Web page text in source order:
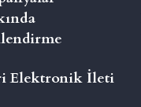
Elektronik İleti